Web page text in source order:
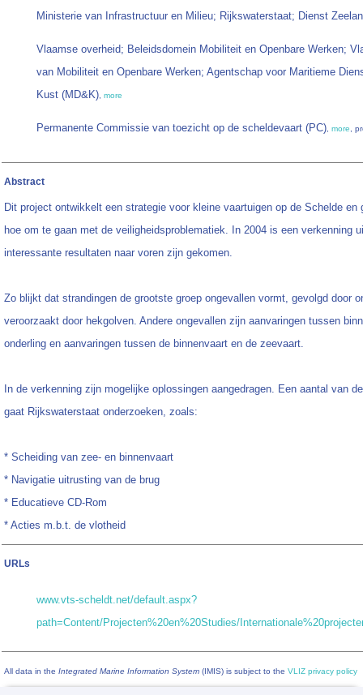
Ministerie van Infrastructuur en Milieu; Rijkswaterstaat; Dienst
Vlaamse overheid; Beleidsdomein Mobiliteit en Openbare Werken;
van Mobiliteit en Openbare Werken; Agentschap voor Maritieme
Kust (MD&K), more
Permanente Commissie van toezicht op de scheldevaart (PC), more,
Abstract
Dit project ontwikkelt een strategie voor kleine vaartuigen op de Schelde en
hoe om te gaan met de veiligheidsproblematiek. In 2004 is een verkenning
interessante resultaten naar voren zijn gekomen.
Zo blijkt dat strandingen de grootste groep ongevallen vormt, gevolgd door
veroorzaakt door hekgolven. Andere ongevallen zijn aanvaringen tussen
onderling en aanvaringen tussen de binnenvaart en de zeevaart.
In de verkenning zijn mogelijke oplossingen aangedragen. Een aantal van
gaat Rijkswaterstaat onderzoeken, zoals:
* Scheiding van zee- en binnenvaart
* Navigatie uitrusting van de brug
* Educatieve CD-Rom
* Acties m.b.t. de vlotheid
URLs
www.vts-scheldt.net/default.aspx?
path=Content/Projecten%20en%20Studies/
All data in the Integrated Marine Information System (IMIS) is subject to the VLIZ privacy policy